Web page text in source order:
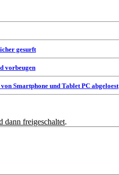
gesurft
vorbeugen
Smartphone und Tablet PC abgeloest
dann freigeschaltet.